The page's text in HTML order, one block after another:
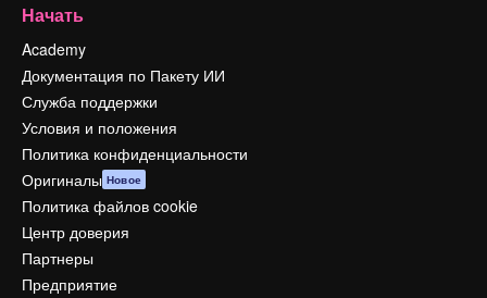
Начать
Academy
Документация по Пакету ИИ
Служба поддержки
Условия и положения
Политика конфиденциальности
Оригиналы Новое
Политика файлов cookie
Центр доверия
Партнеры
Предприятие